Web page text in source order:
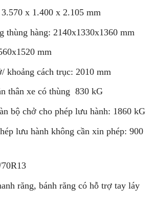
x 1.400 x 2.105 mm
thùng hàng: 2140x1330x1360 mm
mm
khoảng cách trục: 2010 mm
thân xe có thùng 830 kG
bộ chở cho phép lưu hành: 1860 kG
lưu hành không cần xin phép: 900
răng, bánh răng có hỗ trợ tay láy